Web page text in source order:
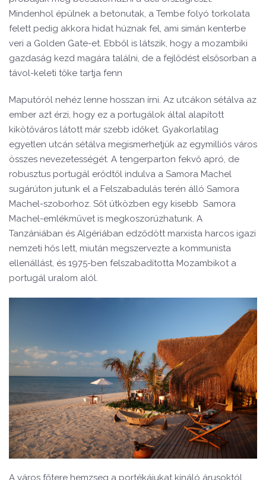
Mindenhol épülnek a betonutak, a Tembe folyó torkolata
felett pedig akkora hidat húznak fel, ami simán kenterbe
veri a Golden Gate-et. Ebből is látszik, hogy a mozambiki
gazdaság kezd magára találni, de a fejlődést elsősorban a
távol-keleti tőke tartja fenn
Maputóról nehéz lenne hosszan írni. Az utcákon sétálva az
ember azt érzi, hogy ez a portugálok által alapított
kikötőváros látott már szebb időket. Gyakorlatilag
egyetlen utcán sétálva megismerhetjük az egymilliós város
összes nevezetességét. A tengerparton fekvő apró, de
robusztus portugál erődtől indulva a Samora Machel
sugárúton jutunk el a Felszabadulás terén álló Samora
Machel-szoborhoz. Sőt útközben egy kisebb Samora
Machel-emlékművet is megkoszorúzhatunk. A
Tanzániában és Algériában edződött marxista harcos igazi
nemzeti hős lett, miután megszervezte a kommunista
ellenállást, és 1975-ben felszabadította Mozambikot a
portugál uralom alól.
A város főtere hemzseg a portékájukat kínáló árusoktól,